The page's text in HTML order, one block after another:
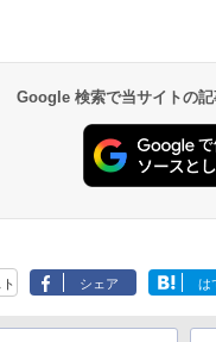
Google 検索で当サイトの
シェア は